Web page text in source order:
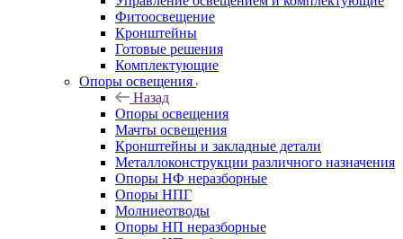
Фитоосвещение
Кронштейны
Готовые решения
Комплектующие
Опоры освещения
Назад
Опоры освещения
Мачты освещения
Кронштейны и закладные детали
Металлоконструкции различного назначения
Опоры НФ неразборные
Опоры НПГ
Молниеотводы
Опоры НП неразборные